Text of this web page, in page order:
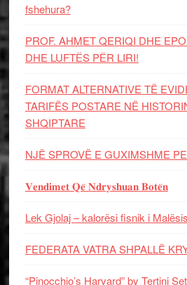
fshehura?
PROF. AHMET QERIQI DHE
DHE LUFTЁS PЁR LIRI!
FORMAT ALTERNATIVE TË
TARIFËS POSTARE NË
SHQIPTARE
NJË SPROVË E GUXIMSHME
𝐕𝐞𝐧𝐝𝐢𝐦𝐞𝐭 𝐐𝐞̈ 𝐍𝐝𝐫𝐲𝐬𝐡𝐮𝐚𝐧 𝐁𝐨𝐭𝐞̈𝐧
Lek Gjolaj – kalorësi fisnik i
FEDERATA VATRA SHPALLË
“Pinocchio’s Harvard” by Tertini